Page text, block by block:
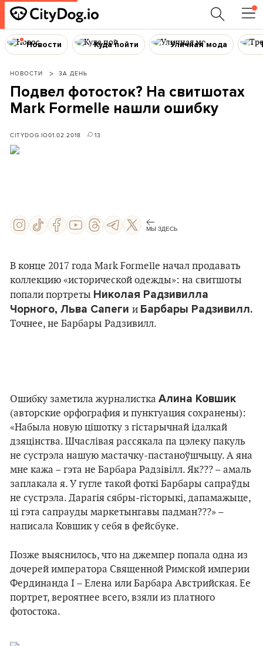
Новости Куда пойти Уличная мода
НОВОСТИ ЗА ДЕНЬ
Подвел фотосток? На свитшотах
Mark Formelle нашли ошибку
CITYDOG.IO01.02.2018 13
МЫ ЗДЕСЬ
В конце 2017 года Mark Formelle начал продавать
коллекцию «исторической одежды»: на свитшоты
попали портреты Николая Радзивилла
Чoрного, Льва Сапеги и Барбары Радзивилл.
Точнее, не Барбары Радзивилл.
Ошибку заметила журналистка Алина Ковшик
(авторские орфография и пунктуация сохранены):
«Набыла новую цiшотку з гiстарычнай iдалкай
дзяцiнства. Шчаслiвая рассякала па цэлеку пакуль
не сустрэла нашую мастачку-пастаноўшчыцу. А яна
мне кажа – гэта не Барбара Радзiвiлл. Як??? – амаль
заплакала я. У гугле такой фоткi Барбары сапраўды
не сустрэла. Дарагiя сябры-гiсторыкi, дапамажыце,
цi гэта сапрауды маркетынгавы падман???» –
написала Ковшик у себя в фейсбуке.
Позже выяснилось, что на джемпер попала одна из
дочерей императора Священной Римской империи
Фердинанда I – Елена или Барбара Австрийская. Ее
портрет, вероятнее всего, взяли из платного
фотостока.